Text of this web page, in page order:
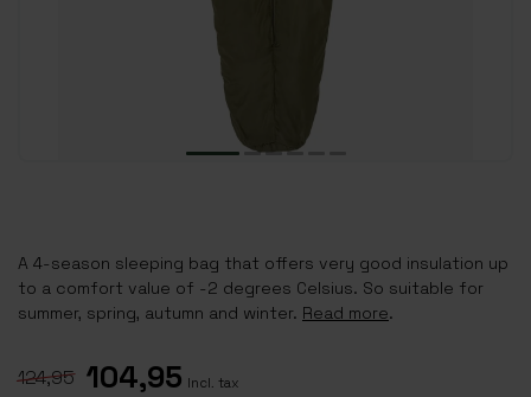
A 4-season sleeping bag that offers very good insulation up
to a comfort value of -2 degrees Celsius. So suitable for
summer, spring, autumn and winter. Read more.
124,95 104,95 Incl. tax